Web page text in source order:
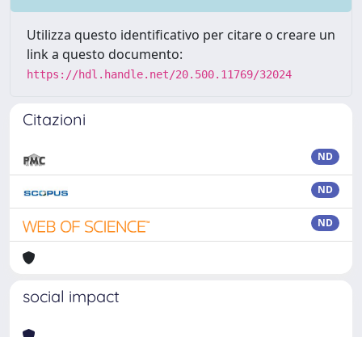
Utilizza questo identificativo per citare o creare un
link a questo documento:
https://hdl.handle.net/20.500.11769/32024
Citazioni
ND
ND
ND
social impact